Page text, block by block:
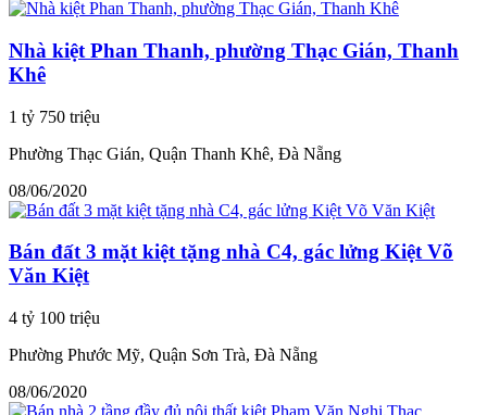
Nhà kiệt Phan Thanh, phường Thạc Gián, Thanh
Khê
1 tỷ 750 triệu
Phường Thạc Gián, Quận Thanh Khê, Đà Nẵng
08/06/2020
Bán đất 3 mặt kiệt tặng nhà C4, gác lửng Kiệt Võ
Văn Kiệt
4 tỷ 100 triệu
Phường Phước Mỹ, Quận Sơn Trà, Đà Nẵng
08/06/2020